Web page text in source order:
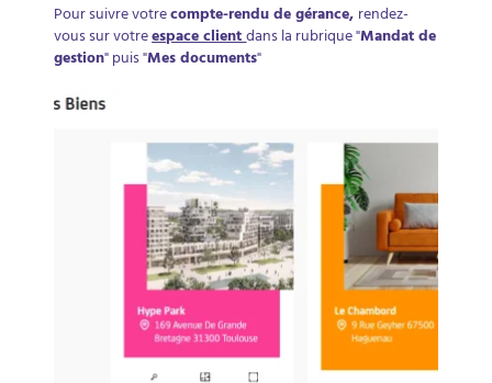
Pour suivre votrecompte-rendu de gérance,rendez-
vous sur votreespace clientdans la rubrique "Mandat de
gestion" puis "Mes documents"